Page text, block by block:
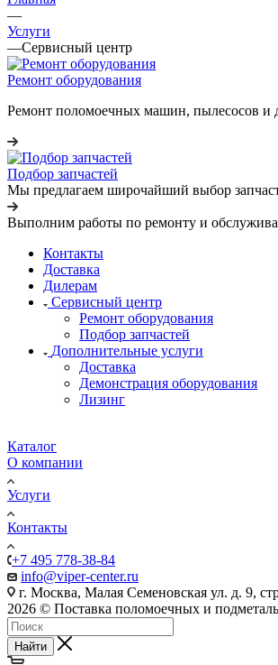
—
Услуги
—Сервисный центр
Ремонт оборудования
Ремонт поломоечных машин, пылесосов и
Подбор запчастей
Мы предлагаем широчайший выбор
Выполним работы по ремонту и
Контакты
Доставка
Дилерам
Сервисный центр
Ремонт оборудования
Подбор запчастей
Дополнительные услуги
Доставка
Демонстрация оборудования
Лизинг
Каталог
О компании
Услуги
Контакты
+7 495 778-38-84
info@viper-center.ru
г. Москва, Малая Семеновская ул. д. 9,
2026 © Поставка поломоечных и
Найти